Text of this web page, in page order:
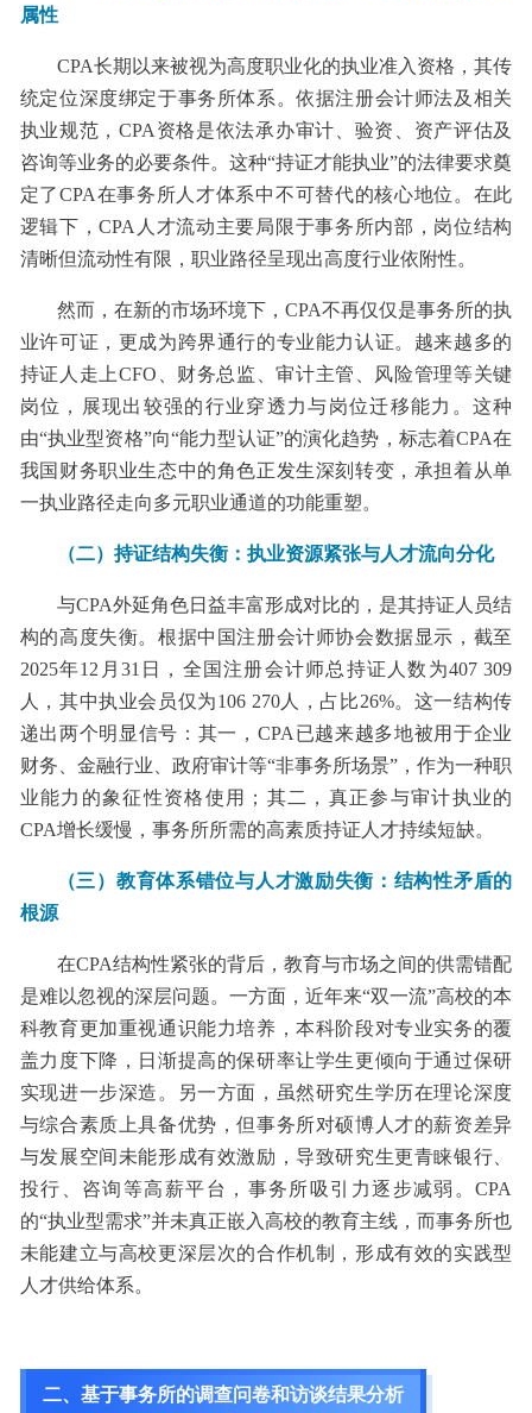
属性
CPA长期以来被视为高度职业化的执业准入资格，其传
统定位深度绑定于事务所体系。依据注册会计师法及相关
执业规范，CPA资格是依法承办审计、验资、资产评估及
咨询等业务的必要条件。这种“持证才能执业”的法律要求奠
定了CPA在事务所人才体系中不可替代的核心地位。在此
逻辑下，CPA人才流动主要局限于事务所内部，岗位结构
清晰但流动性有限，职业路径呈现出高度行业依附性。
然而，在新的市场环境下，CPA不再仅仅是事务所的执
业许可证，更成为跨界通行的专业能力认证。越来越多的
持证人走上CFO、财务总监、审计主管、风险管理等关键
岗位，展现出较强的行业穿透力与岗位迁移能力。这种
由“执业型资格”向“能力型认证”的演化趋势，标志着CPA在
我国财务职业生态中的角色正发生深刻转变，承担着从单
一执业路径走向多元职业通道的功能重塑。
（二）持证结构失衡：执业资源紧张与人才流向分化
与CPA外延角色日益丰富形成对比的，是其持证人员结
构的高度失衡。根据中国注册会计师协会数据显示，截至
2025年12月31日，全国注册会计师总持证人数为407 309
人，其中执业会员仅为106 270人，占比26%。这一结构传
递出两个明显信号：其一，CPA已越来越多地被用于企业
财务、金融行业、政府审计等“非事务所场景”，作为一种职
业能力的象征性资格使用；其二，真正参与审计执业的
CPA增长缓慢，事务所所需的高素质持证人才持续短缺。
（三）教育体系错位与人才激励失衡：结构性矛盾的
根源
在CPA结构性紧张的背后，教育与市场之间的供需错配
是难以忽视的深层问题。一方面，近年来“双一流”高校的本
科教育更加重视通识能力培养，本科阶段对专业实务的覆
盖力度下降，日渐提高的保研率让学生更倾向于通过保研
实现进一步深造。另一方面，虽然研究生学历在理论深度
与综合素质上具备优势，但事务所对硕博人才的薪资差异
与发展空间未能形成有效激励，导致研究生更青睐银行、
投行、咨询等高薪平台，事务所吸引力逐步减弱。CPA
的“执业型需求”并未真正嵌入高校的教育主线，而事务所也
未能建立与高校更深层次的合作机制，形成有效的实践型
人才供给体系。
二、基于事务所的调查问卷和访谈结果分析